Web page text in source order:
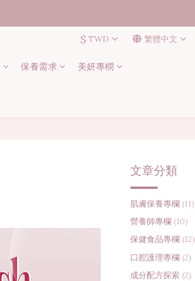
$ TWD 繁體中文
保養需求 美妍專橍
文章分類
肌膚保養專欄 (11)
營養師專欄 (10)
保健食品專欄 (12)
口腔護理專欄 (2)
成分配方探索 (2)